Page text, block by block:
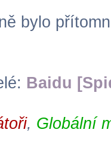
bylo
Baidu
, Globální